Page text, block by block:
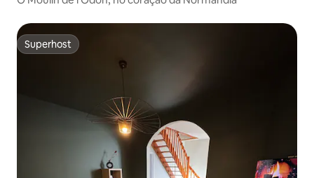
Superhost
Superhost